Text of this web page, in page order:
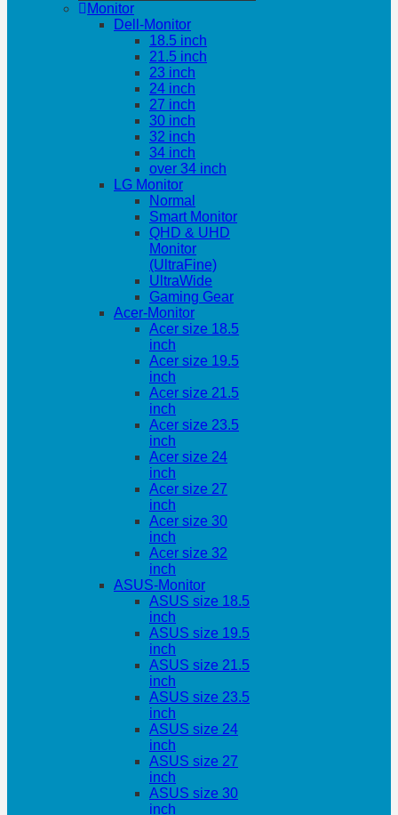
Monitor
Dell-Monitor
18.5 inch
21.5 inch
23 inch
24 inch
27 inch
30 inch
32 inch
34 inch
over 34 inch
LG Monitor
Normal
Smart Monitor
QHD & UHD
Monitor
(UltraFine)
UltraWide
Gaming Gear
Acer-Monitor
Acer size 18.5
inch
Acer size 19.5
inch
Acer size 21.5
inch
Acer size 23.5
inch
Acer size 24
inch
Acer size 27
inch
Acer size 30
inch
Acer size 32
inch
ASUS-Monitor
ASUS size 18.5
inch
ASUS size 19.5
inch
ASUS size 21.5
inch
ASUS size 23.5
inch
ASUS size 24
inch
ASUS size 27
inch
ASUS size 30
inch